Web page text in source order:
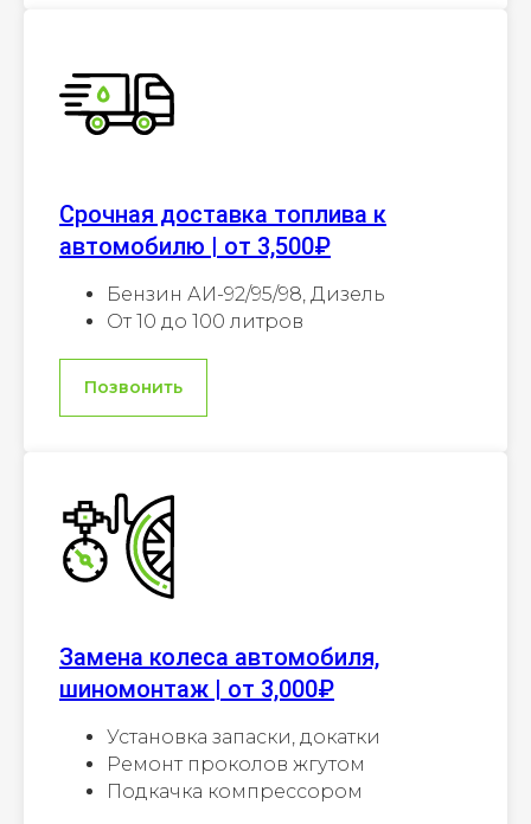
Срочная доставка топлива к
автомобилю | от 3,500₽
Бензин АИ-92/95/98, Дизель
От 10 до 100 литров
Позвонить
Замена колеса автомобиля,
шиномонтаж | от 3,000₽
Установка запаски, докатки
Ремонт проколов жгутом
Подкачка компрессором